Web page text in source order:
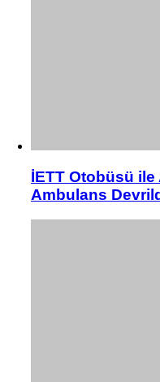
İETT Otobüsü ile
Ambulans